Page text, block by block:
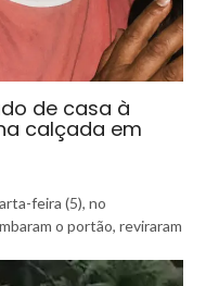
de casa à
calçada em
feira (5), no
o portão, reviraram